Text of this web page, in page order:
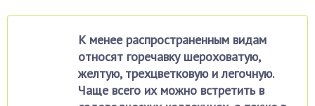
К менее распространенным видам
относят горечавку шероховатую,
желтую, трехцветковую и легочную.
Чаще всего их можно встретить в